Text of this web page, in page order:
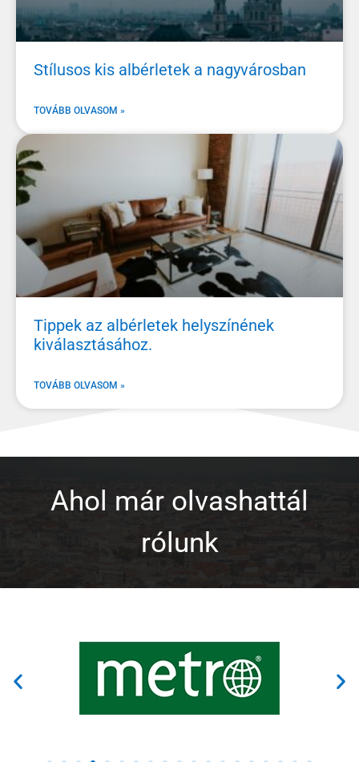
Stílusos kis albérletek a nagyvárosban
TOVÁBB OLVASOM »
Tippek az albérletek helyszínének
kiválasztásához.
TOVÁBB OLVASOM »
Ahol már olvashattál
rólunk